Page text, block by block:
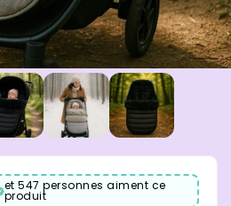
et 547 personnes aiment ce
produit